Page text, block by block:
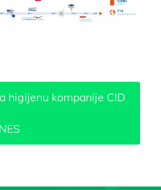
higijenu kompanije CID